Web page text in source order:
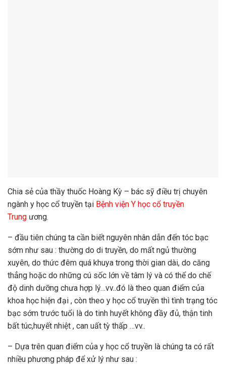
Chia sẻ của thầy thuốc Hoàng Kỳ – bác sỹ điều trị chuyên
ngành y học cổ truyền tại Bệnh viện Y học cổ truyền
Trung ương.
– đầu tiên chúng ta cần biết nguyên nhân dẫn đến tóc bạc
sớm như sau : thường do di truyền, do mất ngủ thường
xuyên, do thức đêm quá khuya trong thời gian dài, do căng
thẳng hoặc do những cú sốc lớn về tâm lý và có thể do chế
độ dinh dưỡng chưa hợp lý…vv..đó là theo quan điểm của
khoa học hiện đại , còn theo y học cổ truyền thì tình trạng tóc
bạc sớm trước tuổi là do tinh huyết không đầy đủ, thận tinh
bất túc,huyết nhiệt , can uất tỳ thấp …vv..
– Dựa trên quan điểm của y học cổ truyền là chúng ta có rất
nhiều phương pháp để xử lý như sau :